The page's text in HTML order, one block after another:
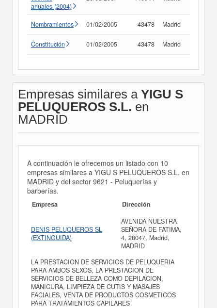
anuales (2004)
Nombramientos 01/02/2005 43478 Madrid
Constitución 01/02/2005 43478 Madrid
Empresas similares a YIGU S
PELUQUEROS S.L. en
MADRID
A continuación le ofrecemos un listado con 10
empresas similares a YIGU S PELUQUEROS S.L. en
MADRID y del sector 9621 - Peluquerías y
barberías.
Empresa Dirección
DENIS PELUQUEROS SL
(EXTINGUIDA)
AVENIDA NUESTRA
SEÑORA DE FATIMA,
4, 28047, Madrid,
MADRID
LA PRESTACION DE SERVICIOS DE PELUQUERIA
PARA AMBOS SEXOS, LA PRESTACION DE
SERVICIOS DE BELLEZA COMO DEPILACION,
MANICURA, LIMPIEZA DE CUTIS Y MASAJES
FACIALES, VENTA DE PRODUCTOS COSMETICOS
PARA TRATAMIENTOS CAPILARES